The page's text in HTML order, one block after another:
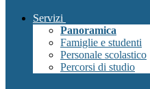
Servizi
Panoramica
Famiglie e studenti
Personale scolastico
Percorsi di studio